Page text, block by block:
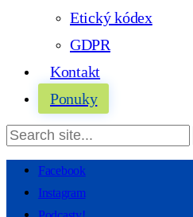
Etický kódex
GDPR
Kontakt
Ponuky
Facebook
Instagram